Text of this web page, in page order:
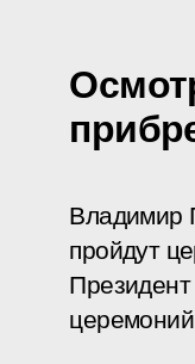
Владимир
пройдут